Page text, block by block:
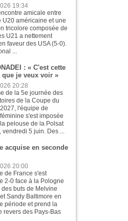
19:34
amicale entre
U20 américaine et une
tricolore composée de
U21 a nettement
faveur des USA (5-0).
...
: « C'est cette
que je veux voir »
20:28
de la 5e journée des
de la Coupe du
l'équipe de
s'est imposée
pelouse de la Polsat
vendredi 5 juin. Des ...
acquise en seconde
20:00
de France s'est
2-0 face à la Pologne
des buts de Melvine
Sandy Baltimore en
période et prend la
revers des Pays-Bas